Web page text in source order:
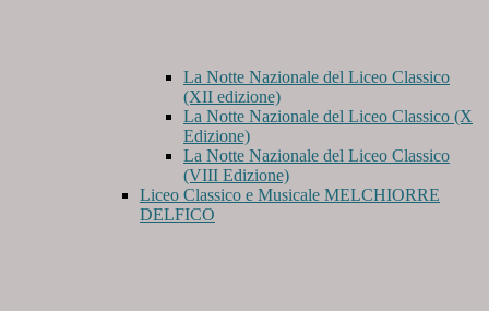
La Notte Nazionale del Liceo Classico
(XII edizione)
La Notte Nazionale del Liceo Classico (X
Edizione)
La Notte Nazionale del Liceo Classico
(VIII Edizione)
Liceo Classico e Musicale MELCHIORRE
DELFICO